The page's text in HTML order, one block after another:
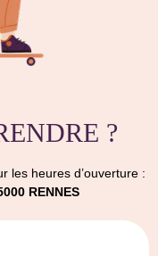
?
les heures d’ouverture :
RENNES